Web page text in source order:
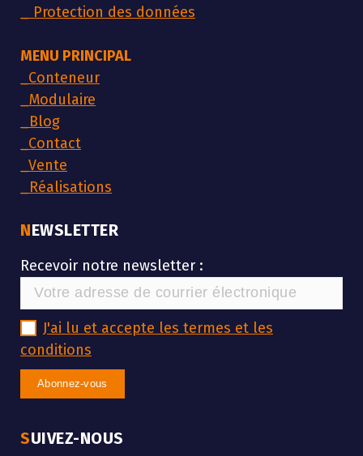
Protection des données
MENU PRINCIPAL
Conteneur
Modulaire
Blog
Contact
Vente
Réalisations
NEWSLETTER
Recevoir notre newsletter :
J'ai lu et accepte les termes et les
conditions
SUIVEZ-NOUS